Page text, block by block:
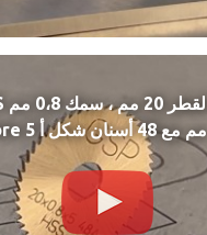
Centra Bore 5 مم مع 48 أسنان شكل أ